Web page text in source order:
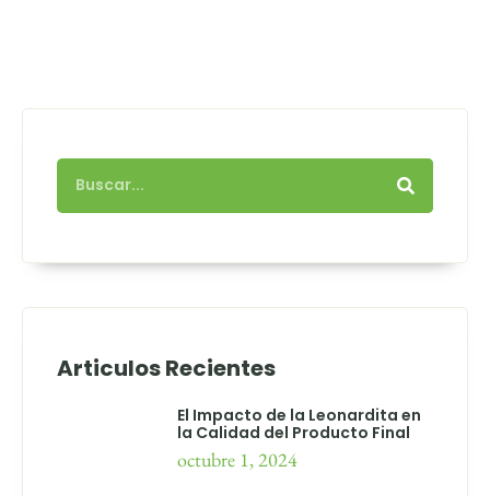
Articulos Recientes
El Impacto de la Leonardita en
la Calidad del Producto Final
octubre 1, 2024